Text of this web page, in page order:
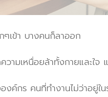
ๆเข้า บางคนก็ลาออก
ามเหนื่อยล้าทั้งกายและใ
ค์กร คนที่ทำงานไม่ว่าอยู่ใ